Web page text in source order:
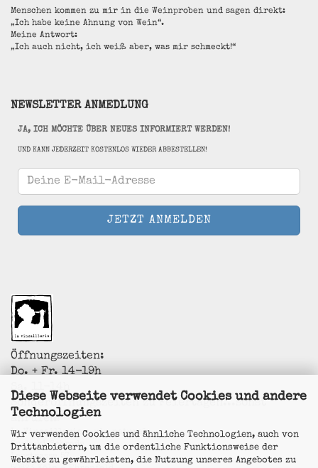
Diese Webseite verwendet Cookies und andere
Technologien
Wir verwenden Cookies und ähnliche Technologien, auch von
Drittanbietern, um die ordentliche Funktionsweise der
Website zu gewährleisten, die Nutzung unseres Angebotes zu
Menschen kommen zu mir in die Weinproben und sagen direkt:
„Ich habe keine Ahnung von Wein“.
Meine Antwort:
„Ich auch nicht, ich weiß aber, was mir schmeckt!“
NEWSLETTER ANMEDLUNG
JA, ICH MÖCHTE ÜBER NEUES INFORMIERT WERDEN!
UND KANN JEDERZEIT KOSTENLOS WIEDER ABBESTELLEN!
Öffnungszeiten:
Do. + Fr. 14-19h
Sa. 11-14h
Sonderöffnungszeiten zu Feiertagen...sonst
anrufen!
La Vincaillerie - vin naturel
Surk-ki Schrade
Leostrasse 57